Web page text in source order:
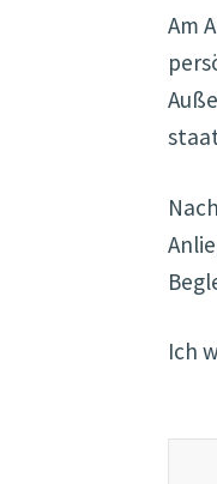
Am
Ich